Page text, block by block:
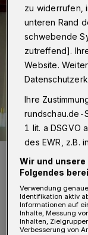
Foto: Thorsten A. Pech
zu widerrufen,
unteren Rand
schwebende
zutreffend].
Website.
Ihre
rundschau.de-
1 lit. a DSGVO
des EWR, z.B.
Wir und
Folgendes
Verwendung
Identifikation aktiv
Informationen auf
Inhalte, Messung
Inhalten,
Verbesserung von